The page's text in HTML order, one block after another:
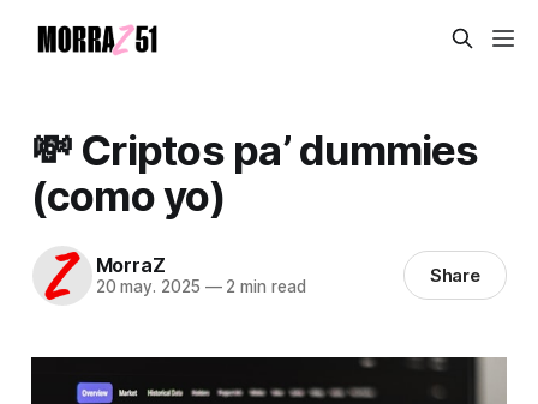
💸 Criptos pa’ dummies
(como yo)
MorraZ
20 may. 2025 —2 min read Share